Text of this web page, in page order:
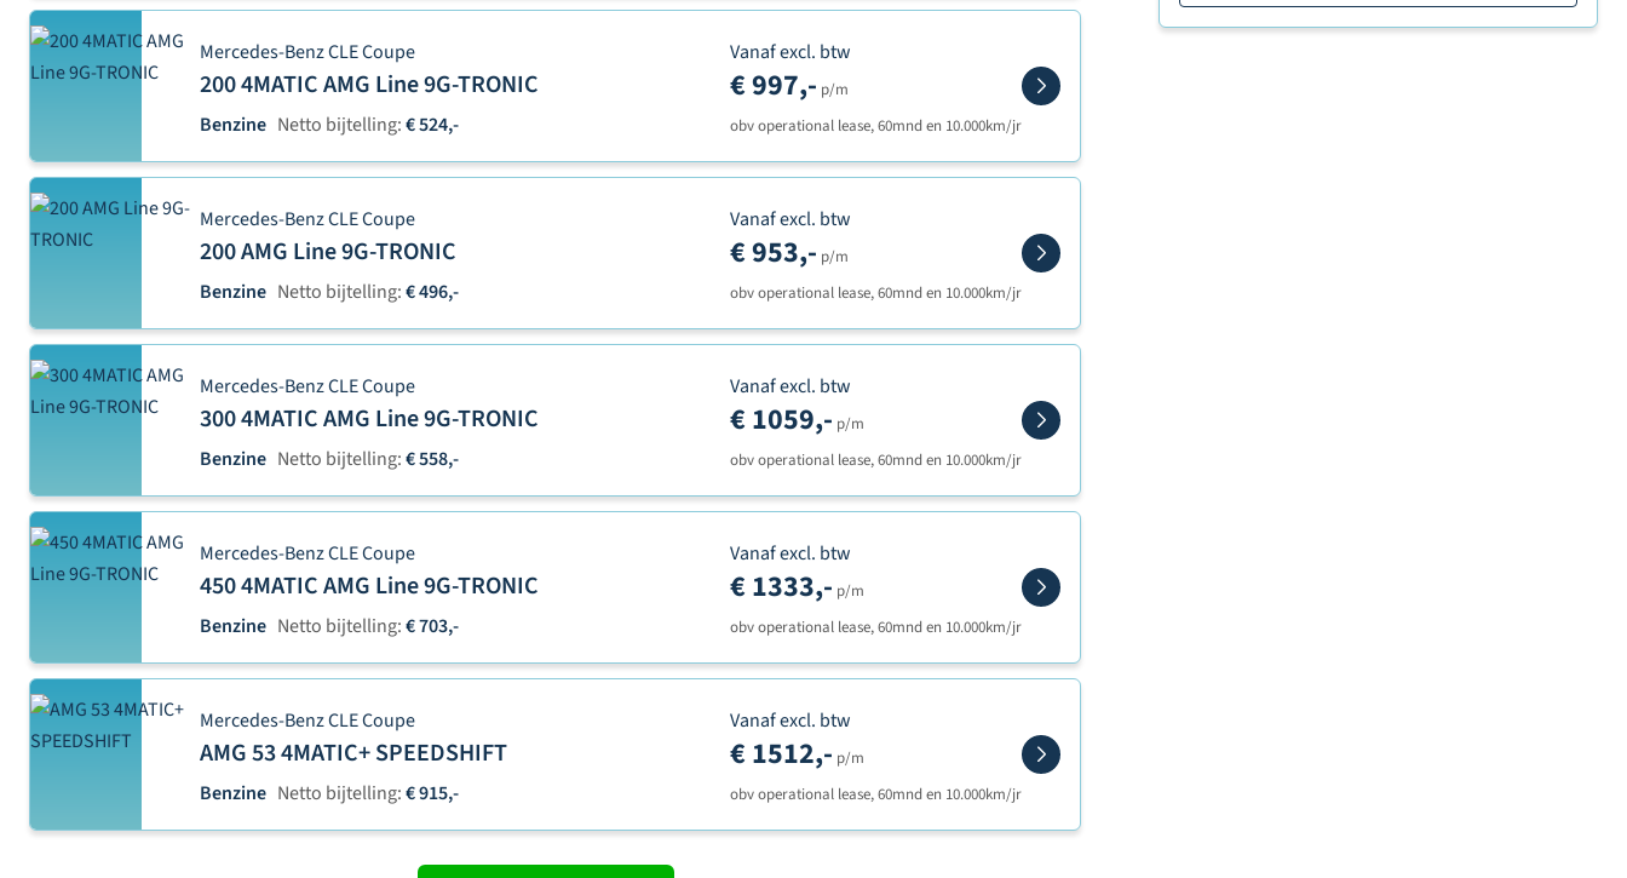
Mercedes-Benz CLE Coupe
200 4MATIC AMG Line 9G-TRONIC
Benzine Netto bijtelling:€ 524,-
Vanaf excl. btw
€ 997,- p/m
obv operational lease, 60mnd en 10.000km/jr
Mercedes-Benz CLE Coupe
200 AMG Line 9G-TRONIC
Benzine Netto bijtelling:€ 496,-
Vanaf excl. btw
€ 953,- p/m
obv operational lease, 60mnd en 10.000km/jr
Mercedes-Benz CLE Coupe
300 4MATIC AMG Line 9G-TRONIC
Benzine Netto bijtelling:€ 558,-
Vanaf excl. btw
€ 1059,- p/m
obv operational lease, 60mnd en 10.000km/jr
Mercedes-Benz CLE Coupe
450 4MATIC AMG Line 9G-TRONIC
Benzine Netto bijtelling:€ 703,-
Vanaf excl. btw
€ 1333,- p/m
obv operational lease, 60mnd en 10.000km/jr
Mercedes-Benz CLE Coupe
AMG 53 4MATIC+ SPEEDSHIFT
Benzine Netto bijtelling:€ 915,-
Vanaf excl. btw
€ 1512,- p/m
obv operational lease, 60mnd en 10.000km/jr